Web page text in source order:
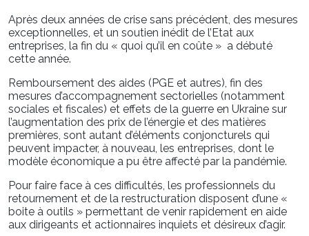
Après deux années de crise sans précédent, des mesures
exceptionnelles, et un soutien inédit de l’Etat aux
entreprises, la fin du « quoi qu’il en coûte » a débuté
cette année.
Remboursement des aides (PGE et autres), fin des
mesures d’accompagnement sectorielles (notamment
sociales et fiscales) et effets de la guerre en Ukraine sur
l’augmentation des prix de l’énergie et des matières
premières, sont autant d’éléments conjoncturels qui
peuvent impacter, à nouveau, les entreprises, dont le
modèle économique a pu être affecté par la pandémie.
Pour faire face à ces difficultés, les professionnels du
retournement et de la restructuration disposent d’une «
boite à outils » permettant de venir rapidement en aide
aux dirigeants et actionnaires inquiets et désireux d’agir.